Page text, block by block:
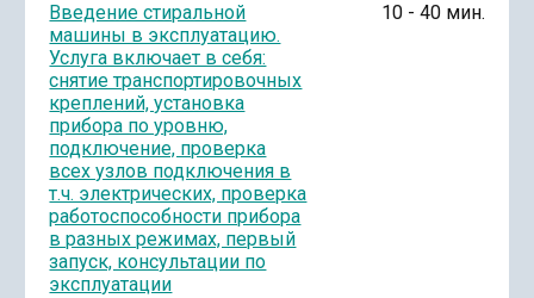
Введение стиральной
машины в эксплуатацию.
Услуга включает в себя:
снятие транспортировочных
креплений, установка
прибора по уровню,
подключение, проверка
всех узлов подключения в
т.ч. электрических, проверка
работоспособности прибора
в разных режимах, первый
запуск, консультации по
эксплуатации
10 - 40 мин.